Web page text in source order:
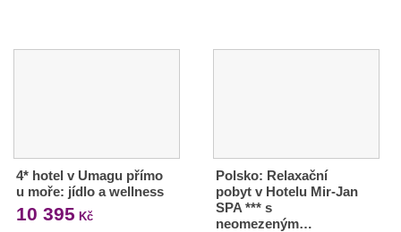
4* hotel v Umagu přímo
u moře: jídlo a wellness
10 395 Kč
Polsko: Relaxační
pobyt v Hotelu Mir-Jan
SPA *** s
neomezeným…